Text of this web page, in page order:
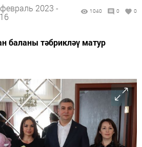
2023 -
1040 0 0
баланы тәбрикләү матур